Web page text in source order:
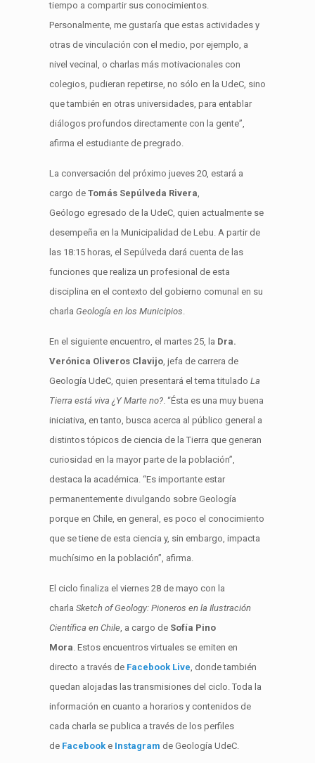
tiempo a compartir sus conocimientos.
Personalmente, me gustaría que estas actividades y
otras de vinculación con el medio, por ejemplo, a
nivel vecinal, o charlas más motivacionalescon
colegios, pudieran repetirse, no sólo en la UdeC, sino
que también en otras universidades, para entablar
diálogos profundos directamente con la gente”,
afirma el estudiante de pregrado
La conversación del próximo jueves 20, estará a
cargo de Tomás Sepúlveda Rivera
Geólogo egresado de la UdeC, quien actualmente se
desempeña en la Municipalidad de Lebu A partir de
las 18:15 horas, el Sepúlveda dará cuenta de las
funciones que realiza un profesional de esta
disciplina en el contexto del gobierno comunal en su
charla Geología en los Municipios
En el siguiente encuentro el martes 25, la Dra.
Verónica Oliveros Clavijo, jefa de carrera de
Geología UdeC, quien presentará el tema titulado La
Tierra está viva ¿Y Marte no?. “Ésta es una muy buena
iniciativa, en tanto, busca acerca al público general a
distintos tópicos de ciencia de la Tierra que generan
curiosidad en la mayor parte de la población”,
destaca la académica. “Es importante estar
permanentemente divulgando sobre Geología
porque en Chile, en general, es poco el conocimiento
que se tiene de esta ciencia y, sin embargo, impacta
muchísimo en la población”, afirma.
El ciclo finaliza el viernes 28 de mayo con la
charla Sketch ofGeology: Pioneros en la Ilustración
Científica en Chile, a cargo de Sofía Pino
Mora Estosencuentros virtuales se emiten en
directo a través de Facebook Live , donde también
quedan alojadas lastransmisiones del ciclo Toda la
información en cuanto a horarios y contenidos de
cada charla se publica a través de los perfiles
de Facebook e Instagram de Geología UdeC.